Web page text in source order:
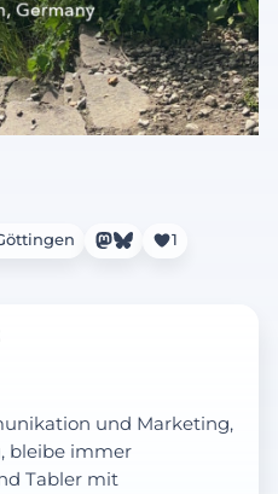
1
und Marketing,
bleibe immer
Tabler mit